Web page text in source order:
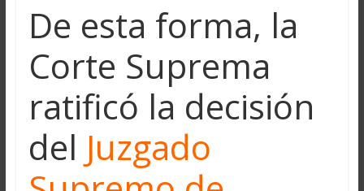
De esta forma, la
Corte Suprema
ratificó la decisión
del Juzgado